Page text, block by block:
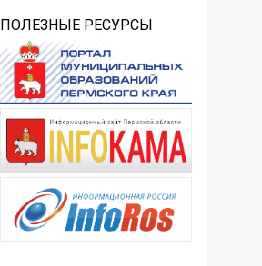
ПОЛЕЗНЫЕ РЕСУРСЫ